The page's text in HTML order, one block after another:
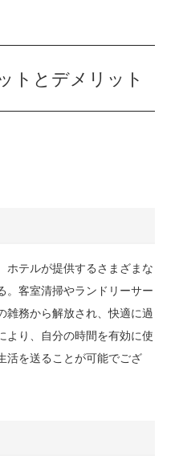
トとデメリット
ホテルが提供するさまざまな
。客室清掃やランドリーサー
雑務から解放され、快適に過
より、自分の時間を有効に使
活を送ることが可能でござ